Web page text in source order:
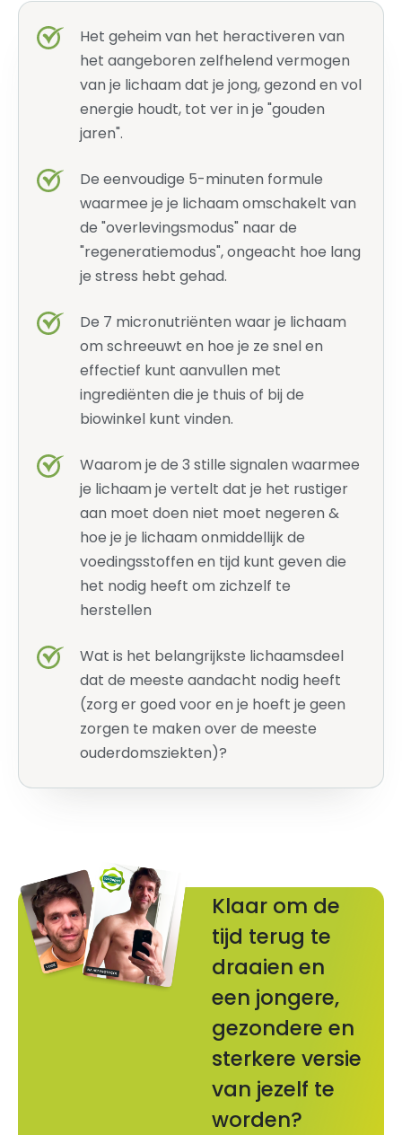
Het geheim van het heractiveren van
het aangeboren zelfhelend vermogen
van je lichaam dat je jong, gezond en vol
energie houdt, tot ver in je "gouden
jaren".
De eenvoudige 5-minuten formule
waarmee je je lichaam omschakelt van
de "overlevingsmodus" naar de
"regeneratiemodus", ongeacht hoe lang
je stress hebt gehad.
De 7 micronutriënten waar je lichaam
om schreeuwt en hoe je ze snel en
effectief kunt aanvullen met
ingrediënten die je thuis of bij de
biowinkel kunt vinden.
Waarom je de 3 stille signalen waarmee
je lichaam je vertelt dat je het rustiger
aan moet doen niet moet negeren &
hoe je je lichaam onmiddellijk de
voedingsstoffen en tijd kunt geven die
het nodig heeft om zichzelf te
herstellen
Wat is het belangrijkste lichaamsdeel
dat de meeste aandacht nodig heeft
(zorg er goed voor en je hoeft je geen
zorgen te maken over de meeste
ouderdomsziekten)?
Klaar om de
tijd terug te
draaien en
een jongere,
gezondere en
sterkere versie
van jezelf te
worden?